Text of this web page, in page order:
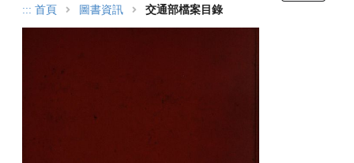
::: 首頁 圖書資訊 交通部檔案目錄